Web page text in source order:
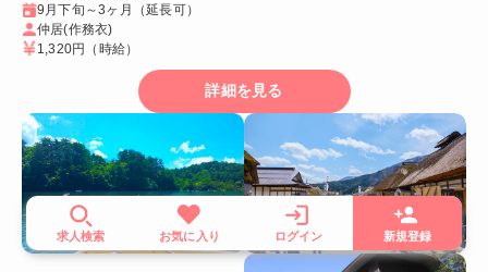
求人検索 お気に入り ログイン 新規登録
9月下旬～3ヶ月（延長可）
仲居(作務衣)
1,320円 （時給）
詳細を見る